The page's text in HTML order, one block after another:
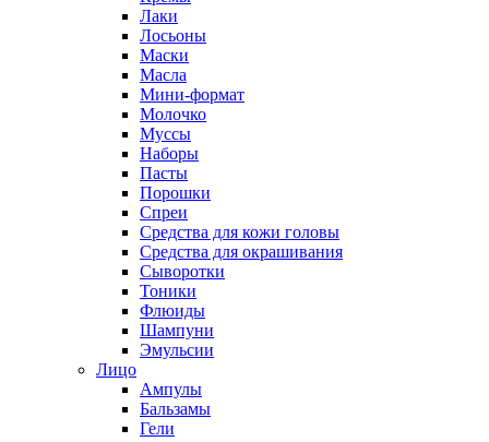
Лаки
Лосьоны
Маски
Масла
Мини-формат
Молочко
Муссы
Наборы
Пасты
Порошки
Спреи
Средства для кожи головы
Средства для окрашивания
Сыворотки
Тоники
Флюиды
Шампуни
Эмульсии
Лицо
Ампулы
Бальзамы
Гели